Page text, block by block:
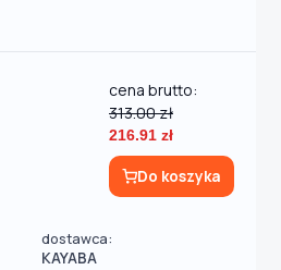
dostawca:
KAYABA
cena brutto:
313.00 zł
216.91 zł
Do koszyka